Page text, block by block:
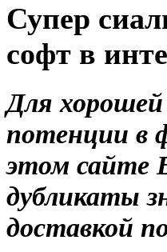
Супер
софт в
Для хорошей
потенции в
этом сайте
дубликаты
доставкой